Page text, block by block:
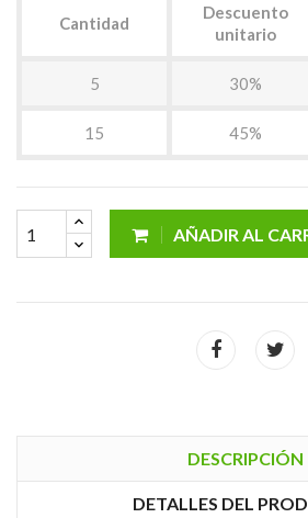
Cantidad
Descuento
unitario
5 30%
15 45%
AÑADIR AL
DESCRIPCIÓN
DETALLES DEL